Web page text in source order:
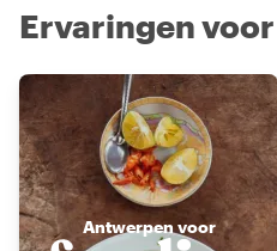
Ervaringen
Antwerpen voor